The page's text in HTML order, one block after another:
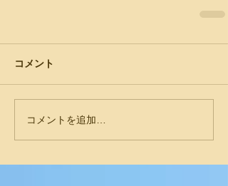
コメント
コメントを追加…